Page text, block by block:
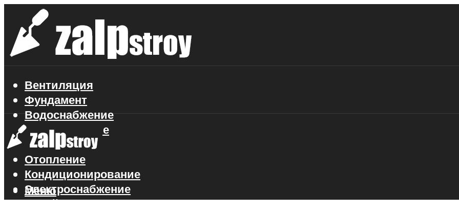
Вентиляция
Фундамент
Водоснабжение
Газоснабжение
Канализация
Отопление
Кондиционирование
Электроснабжение
Стройматериалы
Меню